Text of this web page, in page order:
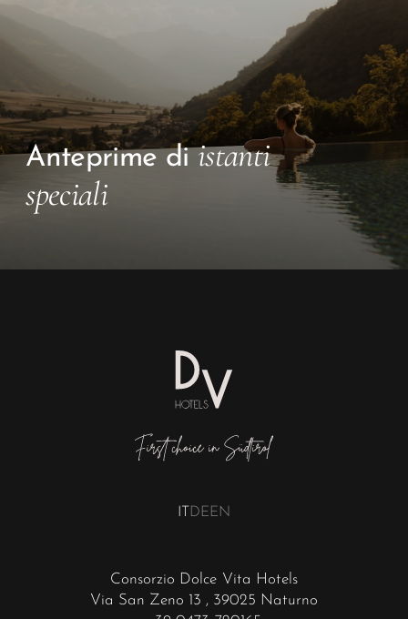
Anteprime di istanti
speciali
Consorzio Dolce Vita Hotels
Via San Zeno 13 , 39025 Naturno
DEEN